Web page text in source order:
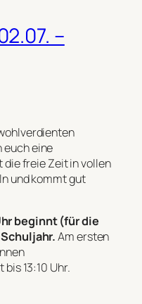
–
euch eine
freie Zeit in vollen
und kommt gut
beginnt (für die
Am ersten
13:10 Uhr.